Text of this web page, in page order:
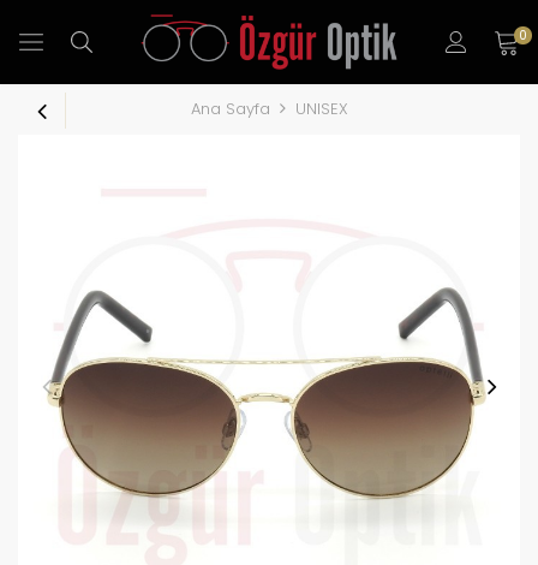
0
Ana Sayfa UNISEX